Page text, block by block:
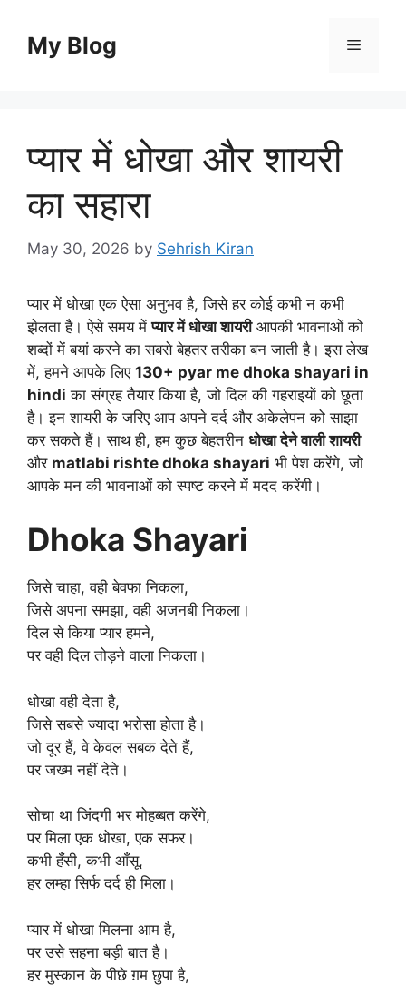
contentMy Blog Menu
प्यार में धोखा और शायरी
का सहारा
May 30, 2026 by Sehrish Kiran
प्यार में धोखा एक ऐसा अनुभव है, जिसे हर कोई कभी न कभी
झेलता है। ऐसे समय मेंप्यार में धोखा शायरीआपकी भावनाओं को
शब्दों में बयां करने का सबसे बेहतर तरीका बन जाती है। इस लेख
में, हमने आपके लिए 130+ pyar me dhoka shayari in
hindi का संग्रह तैयार किया है, जो दिल की गहराइयों को छूता
है। इन शायरी के जरिए आप अपने दर्द और अकेलेपन को साझा
कर सकते हैं। साथ ही, हम कुछ बेहतरीन धोखा देने वाली शायरी
और matlabi rishte dhoka shayari भी पेश करेंगे, जो
आपके मन की भावनाओं को स्पष्ट करने में मदद करेंगी।
Dhoka Shayari
जिसे चाहा, वही बेवफा निकला,
जिसे अपना समझा, वही अजनबी निकला।
दिल से किया प्यार हमने,
पर वही दिल तोड़ने वाला निकला।
धोखा वही देता है,
जिसे सबसे ज्यादा भरोसा होता है।
जो दूर हैं, वे केवल सबक देते हैं,
पर जख्म नहीं देते।
सोचा था जिंदगी भर मोहब्बत करेंगे,
पर मिला एक धोखा, एक सफर।
कभी हँसी, कभी आँसू,
हर लम्हा सिर्फ दर्द ही मिला।
प्यार में धोखा मिलना आम है,
पर उसे सहना बड़ी बात है।
हर मुस्कान के पीछे ग़म छुपा है,